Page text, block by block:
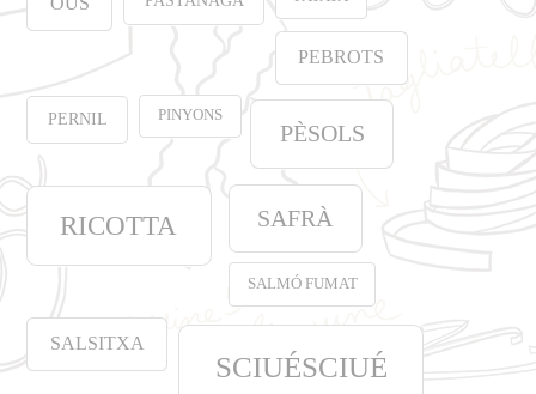
PEBROTS
PERNIL PINYONS
PÈSOLS
RICOTTA SAFRÀ
SALMÓ FUMAT
SALSITXA
SCIUÉSCIUÉ